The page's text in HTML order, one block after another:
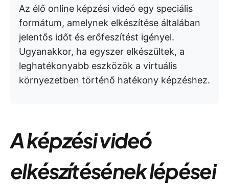
Az élő online képzési videó egy speciális
formátum, amelynek elkészítése általában
jelentős időt és erőfeszítést igényel.
Ugyanakkor, ha egyszer elkészültek, a
leghatékonyabb eszközök a virtuális
környezetben történő hatékony képzéshez.
A képzési videó
elkészítésének lépései